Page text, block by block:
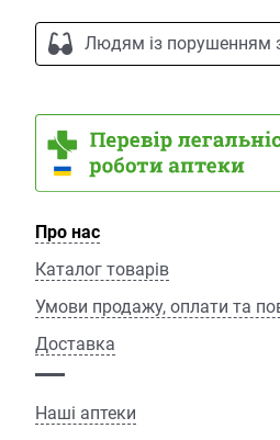
Людям із порушенням
Про нас
Каталог товарів
Умови продажу, оплати та
Доставка
Наші аптеки